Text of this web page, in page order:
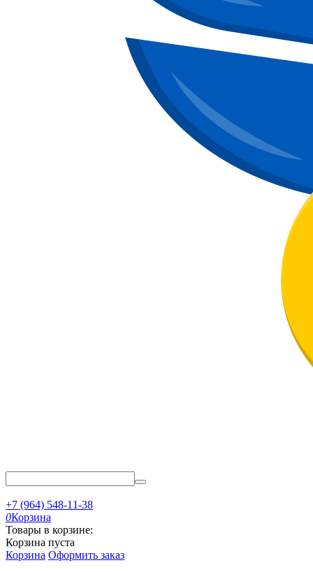
+7 (964) 548-11-38
0Корзина
Товары в корзине:
Корзина пуста
Корзина Оформить заказ